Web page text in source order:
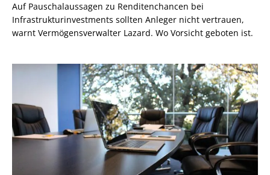
Auf Pauschalaussagen zu Renditenchancen bei
Infrastrukturinvestments sollten Anleger nicht vertrauen,
warnt Vermögensverwalter Lazard. Wo Vorsicht geboten ist.